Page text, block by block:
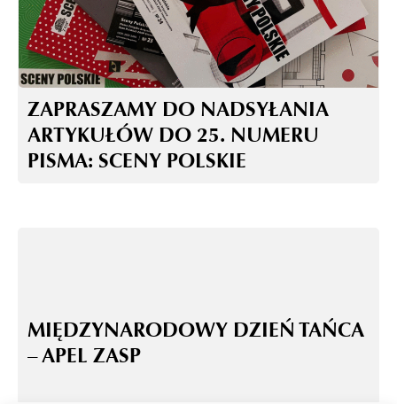
ZAPRASZAMY DO NADSYŁANIA
ARTYKUŁÓW DO 25. NUMERU
PISMA: SCENY POLSKIE
MIĘDZYNARODOWY DZIEŃ TAŃCA
– APEL ZASP